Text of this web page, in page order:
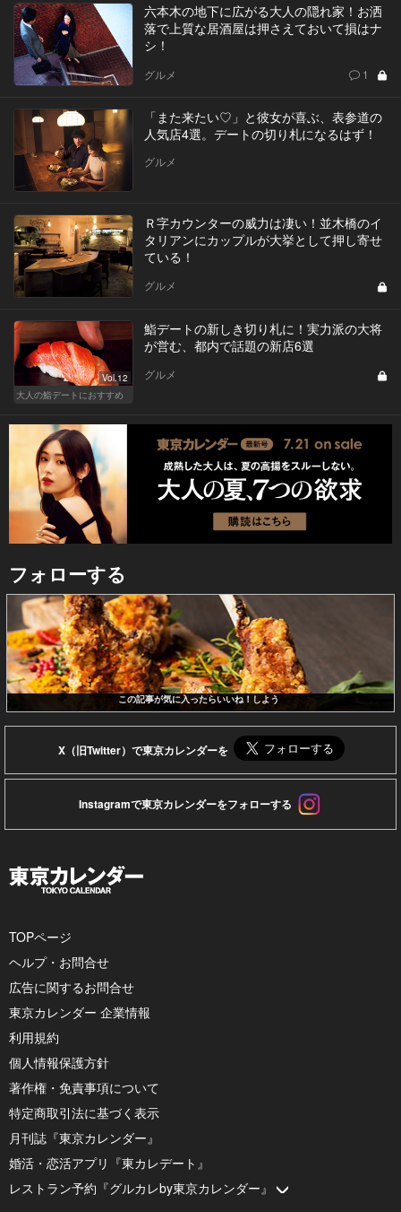
六本木の地下に広がる大人の隠れ家！お洒
落で上質な居酒屋は押さえておいて損はナ
シ！
グルメ 1
「また来たい♡」と彼女が喜ぶ、表参道の
人気店4選。デートの切り札になるはず！
グルメ
Ｒ字カウンターの威力は凄い！並木橋のイ
タリアンにカップルが大挙として押し寄せ
ている！
グルメ
Vol.12
大人の鮨デートにおすすめ
鮨デートの新しき切り札に！実力派の大将
が営む、都内で話題の新店6選
グルメ
フォローする
この記事が気に入ったらいいね！しよう
X（旧Twitter）で東京カレンダーを
Instagramで東京カレンダーをフォローする
TOPページ
ヘルプ・お問合せ
広告に関するお問合せ
東京カレンダー 企業情報
利用規約
個人情報保護方針
著作権・免責事項について
特定商取引法に基づく表示
月刊誌『東京カレンダー』
婚活・恋活アプリ『東カレデート』
レストラン予約『グルカレby東京カレンダー』